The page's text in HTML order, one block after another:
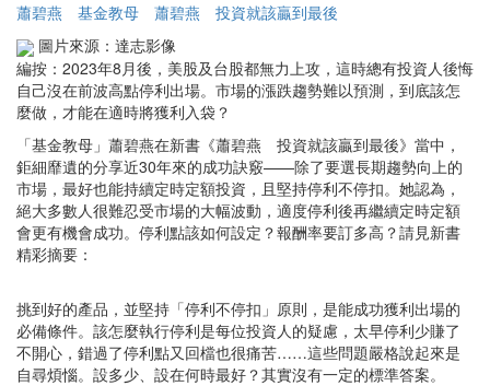
蕭碧燕
基金教母
蕭碧燕 投資就該贏到最後
圖片來源：達志影像
編按：2023年8月後，美股及台股都無力上攻，這時總有投資人後悔
自己沒在前波高點停利出場。市場的漲跌趨勢難以預測，到底該怎
麼做，才能在適時將獲利入袋？
「基金教母」蕭碧燕在新書《蕭碧燕 投資就該贏到最後》當中，
鉅細靡遺的分享近30年來的成功訣竅——除了要選長期趨勢向上的
市場，最好也能持續定時定額投資，且堅持停利不停扣。她認為，
絕大多數人很難忍受市場的大幅波動，適度停利後再繼續定時定額
會更有機會成功。停利點該如何設定？報酬率要訂多高？請見新書
精彩摘要：
挑到好的產品，並堅持「停利不停扣」原則，是能成功獲利出場的
必備條件。該怎麼執行停利是每位投資人的疑慮，太早停利少賺了
不開心，錯過了停利點又回檔也很痛苦……這些問題嚴格說起來是
自尋煩惱。設多少、設在何時最好？其實沒有一定的標準答案。